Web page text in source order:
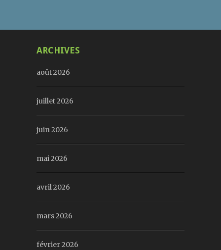
ARCHIVES
août 2026
juillet 2026
juin 2026
mai 2026
avril 2026
mars 2026
février 2026